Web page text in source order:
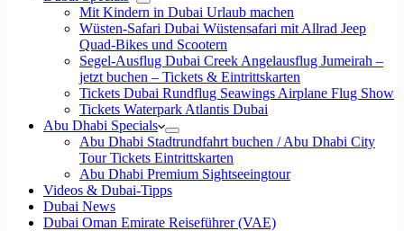
Mit Kindern in Dubai Urlaub machen
Wüsten-Safari Dubai Wüstensafari mit Allrad Jeep
Quad-Bikes und Scootern
Segel-Ausflug Dubai Creek Angelausflug Jumeirah –
jetzt buchen – Tickets & Eintrittskarten
Tickets Dubai Rundflug Seawings Airplane Flug Show
Tickets Waterpark Atlantis Dubai
Abu Dhabi Specials
Abu Dhabi Stadtrundfahrt buchen / Abu Dhabi City
Tour Tickets Eintrittskarten
Abu Dhabi Premium Sightseeingtour
Videos & Dubai-Tipps
Dubai News
Dubai Oman Emirate Reiseführer (VAE)